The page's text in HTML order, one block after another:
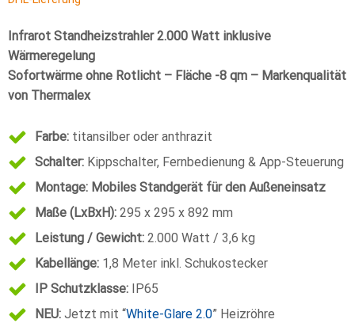
Infrarot Standheizstrahler 2.000 Watt inklusive
Wärmeregelung
Sofortwärme ohne Rotlicht – Fläche -8 qm – Markenqualität
von Thermalex
Farbe: titansilber oder anthrazit
Schalter: Kippschalter, Fernbedienung & App-Steuerung
Montage: Mobiles Standgerät für den Außeneinsatz
Maße (LxBxH): 295 x 295 x 892 mm
Leistung / Gewicht: 2.000 Watt / 3,6 kg
Kabellänge: 1,8 Meter inkl. Schukostecker
IP Schutzklasse: IP65
NEU: Jetzt mit “White-Glare 2.0” Heizröhre